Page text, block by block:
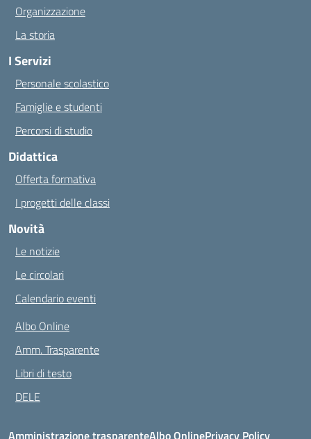
Organizzazione
La storia
I Servizi
Personale scolastico
Famiglie e studenti
Percorsi di studio
Didattica
Offerta formativa
I progetti delle classi
Novità
Le notizie
Le circolari
Calendario eventi
Albo Online
Amm. Trasparente
Libri di testo
DELE
Amministrazione trasparenteAlbo OnlinePrivacy Policy